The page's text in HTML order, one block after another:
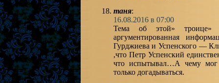
таня:
16.08.2016 в 07:00
Тема об этой» троице»
аргументированная
Гурджиева и Успенского —
,что Петр Успенский
что испытывал…А чему мог
только догадываться.